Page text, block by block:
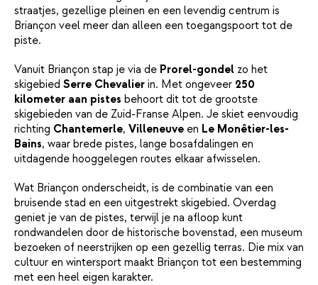
straatjes, gezellige pleinen en een levendig centrum is
Briançon veel meer dan alleen een toegangspoort tot de
piste.
Vanuit Briançon stap je via de Prorel-gondel zo het
skigebied Serre Chevalier in. Met ongeveer 250
kilometer aan pistes behoort dit tot de grootste
skigebieden van de Zuid-Franse Alpen. Je skiet eenvoudig
richting Chantemerle, Villeneuve en Le Monêtier-les-
Bains, waar brede pistes, lange bosafdalingen en
uitdagende hooggelegen routes elkaar afwisselen.
Wat Briançon onderscheidt, is de combinatie van een
bruisende stad en een uitgestrekt skigebied. Overdag
geniet je van de pistes, terwijl je na afloop kunt
rondwandelen door de historische bovenstad, een museum
bezoeken of neerstrijken op een gezellig terras. Die mix van
cultuur en wintersport maakt Briançon tot een bestemming
met een heel eigen karakter.